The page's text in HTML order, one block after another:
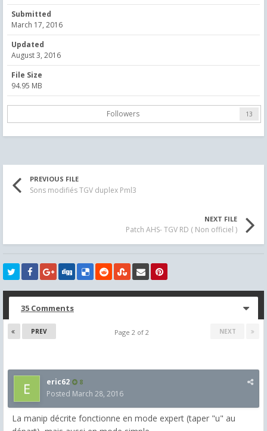
Submitted
March 17, 2016
Updated
August 3, 2016
File Size
94.95 MB
Followers 13
PREVIOUS FILE
Sons modifiés TGV duplex Pml3
NEXT FILE
Patch AHS- TGV RD ( Non officiel )
35 Comments
PREV NEXT
Page 2 of 2
eric62 8
Posted March 28, 2016
La manip décrite fonctionne en mode expert (taper "u" au